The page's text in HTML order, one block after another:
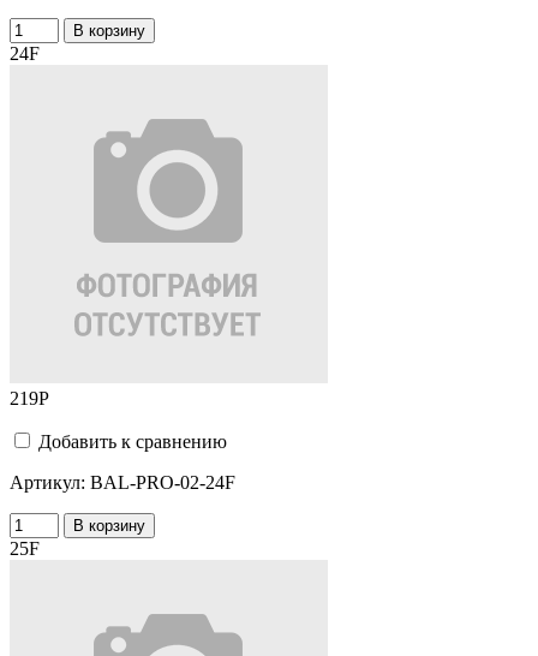
В корзину
24F
219Р
Добавить к сравнению
Артикул: BAL-PRO-02-24F
В корзину
25F